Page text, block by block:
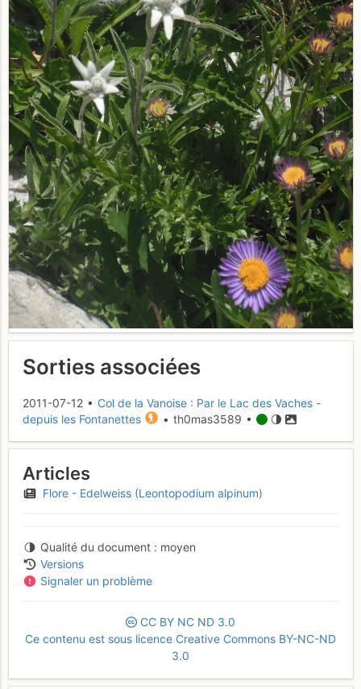
Sorties associées
2011-07-12 • Col de la Vanoise : Par le Lac des Vaches -
depuis les Fontanettes
• th0mas3589 •
Articles
Flore - Edelweiss (Leontopodium alpinum)
Qualité du document
moyen
Versions
Signaler un problème
CC BY NC ND 3.0
Ce contenu est sous licence Creative Commons BY-NC-ND
3.0